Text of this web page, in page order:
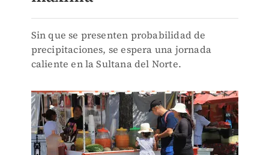
Sin que se presenten probabilidad de
precipitaciones, se espera una jornada
caliente en la Sultana del Norte.